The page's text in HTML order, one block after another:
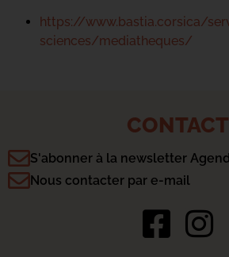
https://www.bastia.corsica/
sciences/mediatheques/
CONTACT
S'abonner à la newsletter
Nous contacter par e-mail